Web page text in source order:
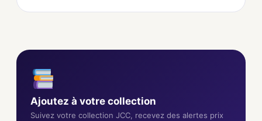
Ajoutez à votre collection
Suivez votre collection JCC, recevez des alertes prix